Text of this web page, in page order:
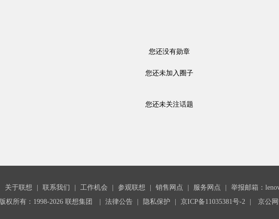
您还没有勋章
您还未加入圈子
您还未关注话题
关于联想 联系我们 工作机会 参观联想 销售网点 服务网点
举报邮箱：
版权所有：1998-2026 联想集团
法律公告 隐私保护 京ICP备11035381号-2 京公